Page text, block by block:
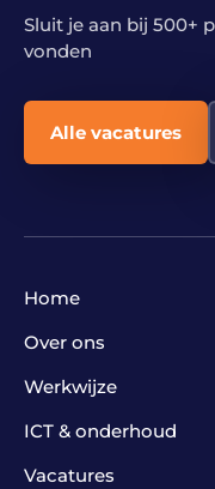
Sluit je aan bij 500+
vonden
Alle vacatures
Home
Over ons
Werkwijze
ICT & onderhoud
Vacatures